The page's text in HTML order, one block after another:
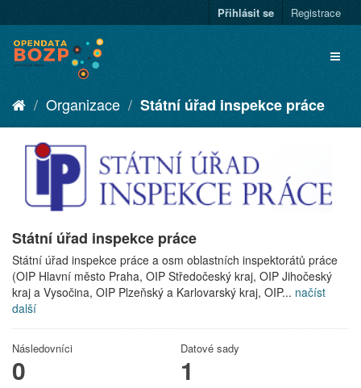
Přihlásit se Registrace
Organizace Státní úřad inspekce práce
Státní úřad inspekce práce
Státní úřad inspekce práce a osm oblastních inspektorátů práce
(OIP Hlavní město Praha, OIP Středočeský kraj, OIP Jihočeský
kraj a Vysočina, OIP Plzeňský a Karlovarský kraj, OIP... načíst
další
Následovníci
0
Datové sady
1